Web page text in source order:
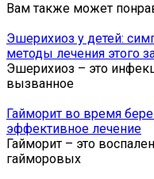
Вам также может
Эшерихиоз у детей:
методы лечения этого
Эшерихиоз – это
вызванное
Гайморит во время
эффективное лечение
Гайморит – это
гайморовых